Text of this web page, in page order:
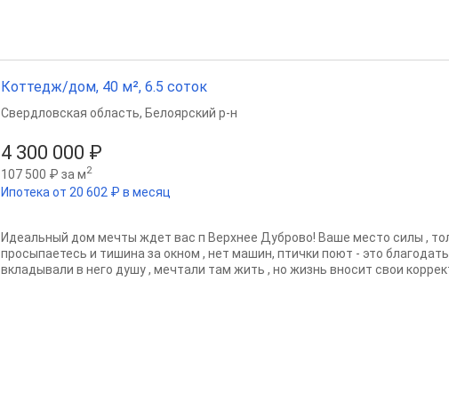
Коттедж/дом, 40 м², 6.5 соток
4 300 000 ₽
107 500 ₽ за м2
Ипотека от 20 602 ₽ в месяц
Свердловская область, Белоярский р-н
Идеальный дом мечты ждет вас п Верхнее Дуброво! Ваше место силы ,
просыпаетесь и тишина за окном , нет машин, птички поют - это
вкладывали в него душу , мечтали там жить , но жизнь вносит свои